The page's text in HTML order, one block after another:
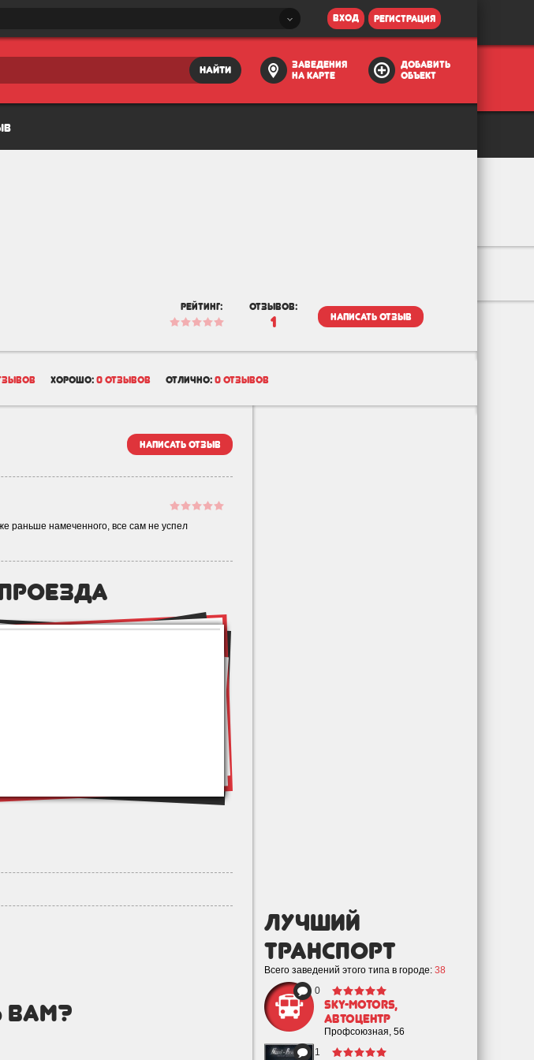
вход регистрация
найти
заведения
на карте
добавить
объект
рейтинг: отзывов:
1 написать отзыв
хорошо: 0 отзывов отлично: 0 отзывов
лучший
Транспорт
Всего заведений этого типа в городе: 38
0
Sky-motors,
автоцентр
Профсоюзная, 56
1
написать отзыв
раньше намеченного, все сам не успел
вам?